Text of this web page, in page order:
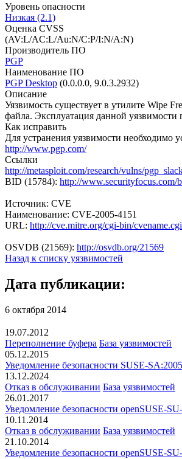
Уровень опасности
Низкая (2.1)
Оценка CVSS
(AV:L/AC:L/Au:N/C:P/I:N/A:N)
Производитель ПО
PGP
Наименование ПО
PGP Desktop (0.0.0.0, 9.0.3.2932)
Описание
Уязвимость существует в утилите Wipe
файла. Эксплуатация данной уязвимости
Как исправить
Для устранения уязвимости
http://www.pgp.com/
Ссылки
http://metasploit.com/research/vulns/
BID (15784): http://www.securityfocus.com/
Источник: CVE
Наименование: CVE-2005-4151
URL: http://cve.mitre.org/cgi-bin/
OSVDB (21569): http://osvdb.org/21569
Назад к списку уязвимостей
Дата публикации:
6 октября 2014
19.07.2012
Переполнение буфера База уязвимостей
05.12.2015
Уведомление безопасности SUSE-
13.12.2024
Отказ в обслуживании База уязвимостей
26.01.2017
Уведомление безопасности openSUSE-
10.11.2014
Отказ в обслуживании База уязвимостей
21.10.2014
Уведомление безопасности openSUSE-